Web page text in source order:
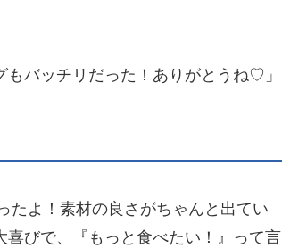
もバッチリだった！ありがとうね♡」
たよ！素材の良さがちゃんと出てい
びで、『もっと食べたい！』って言